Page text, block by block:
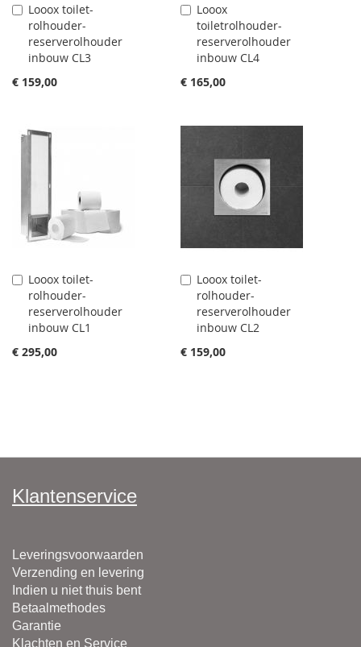
Looox toilet-
rolhouder-
reserverolhouder
inbouw CL3
€ 159,00
Aan
winkelwagen
toevoegen
Looox
toiletrolhouder-
reserverolhouder
inbouw CL4
€ 165,00
Aan
winkelwagen
toevoegen
Looox toilet-
rolhouder-
reserverolhouder
inbouw CL1
€ 295,00
Aan
winkelwagen
toevoegen
Looox toilet-
rolhouder-
reserverolhouder
inbouw CL2
€ 159,00
Aan
winkelwagen
toevoegen
Klantenservice
Leveringsvoorwaarden
Verzending en levering
Indien u niet thuis bent
Betaalmethodes
Garantie
Klachten en Service